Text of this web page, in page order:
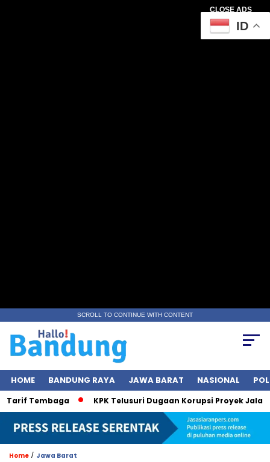
CLOSE ADS
SCROLL TO CONTINUE WITH CONTENT
HOME BANDUNG RAYA JAWA BARAT NASIONAL
Tembaga KPK Telusuri Dugaan Korupsi Proyek Jalan,
Home / Jawa Barat
ID